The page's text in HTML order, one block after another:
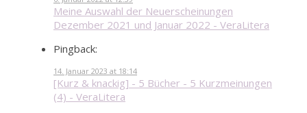
Meine Auswahl der Neuerscheinungen
Dezember 2021 und Januar 2022 - VeraLitera
Pingback:
14. Januar 2023 at 18:14
[Kurz & knackig] - 5 Bücher - 5 Kurzmeinungen
(4) - VeraLitera